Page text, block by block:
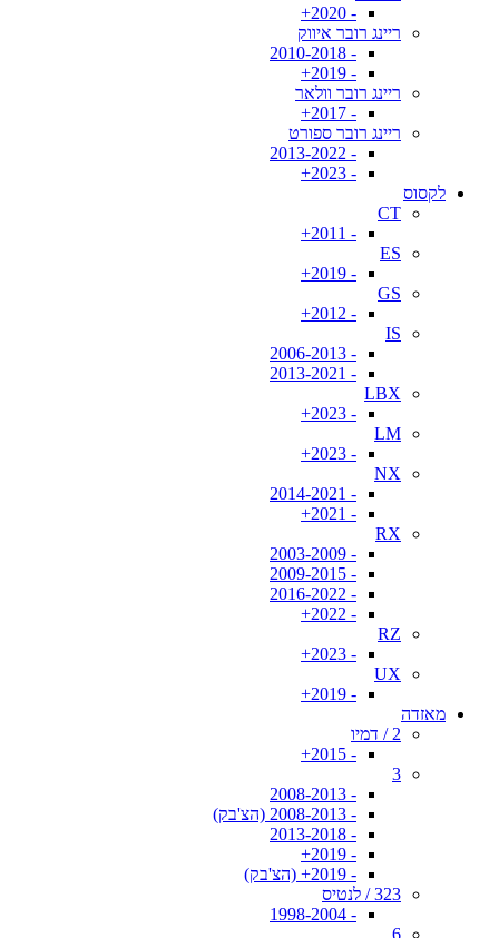
- 2020+
ריינג רובר איווק
- 2010-2018
- 2019+
ריינג רובר וולאר
- 2017+
ריינג רובר ספורט
- 2013-2022
- 2023+
לקסוס
CT
- 2011+
ES
- 2019+
GS
- 2012+
IS
- 2006-2013
- 2013-2021
LBX
- 2023+
LM
- 2023+
NX
- 2014-2021
- 2021+
RX
- 2003-2009
- 2009-2015
- 2016-2022
- 2022+
RZ
- 2023+
UX
- 2019+
מאזדה
2 / דמיו
- 2015+
3
- 2008-2013
- 2008-2013 (הצ'בק)
- 2013-2018
- 2019+
- 2019+ (הצ'בק)
323 / לנטיס
- 1998-2004
6